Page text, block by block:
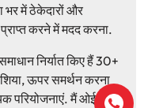
भर में ठेकेदारों और
करने में मदद करना.
निर्यात किए हैं 30+
ऊपर समर्थन करना
परियोजनाएं. मैं ओईएम/